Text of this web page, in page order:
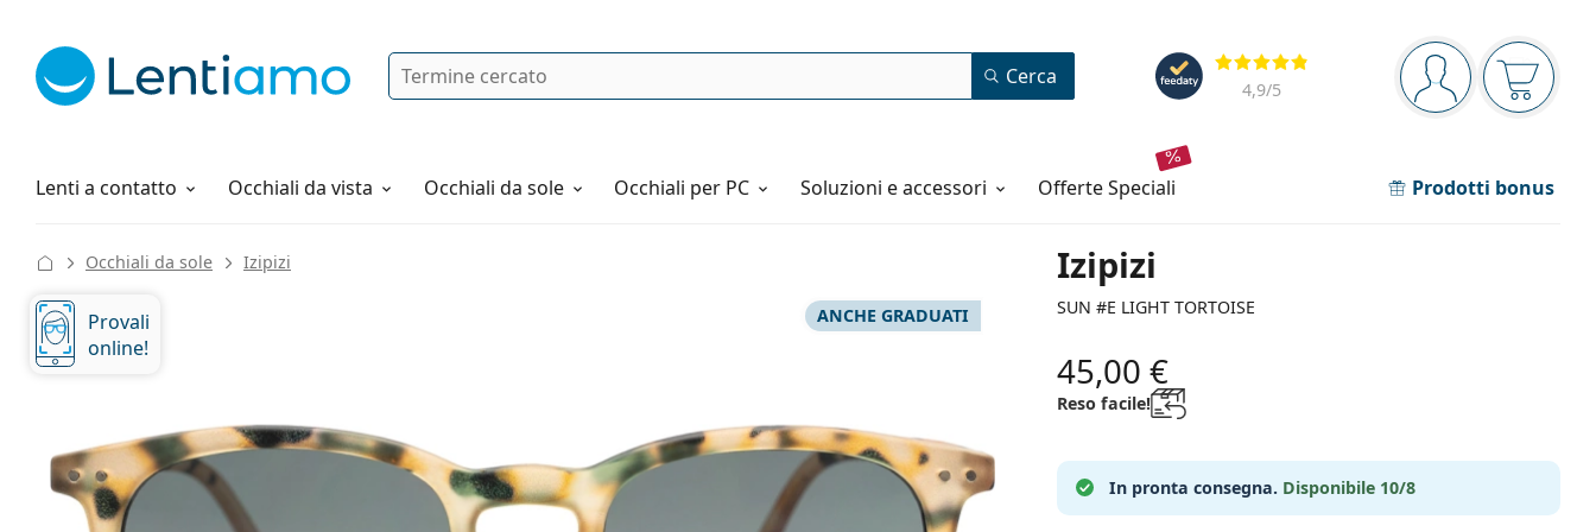
Barra di navigazione
sei connesso
Il
Valutazione
4,9/5
Ricerca Cerca
Lenti a contatto
Soluzioni Occhiali da vista Occhiali da sole Occhiali per PC Soluzioni e accessori offerte speciali Prodotti bonus
Tutto sugli acquisti
Izipizi
SUN #E LIGHT TORTOISE
Occhiali da sole Izipizi
ANCHE GRADUATI
Provali
online!
45,00 €
Reso facile!
In pronta consegna. Disponibile 10/8